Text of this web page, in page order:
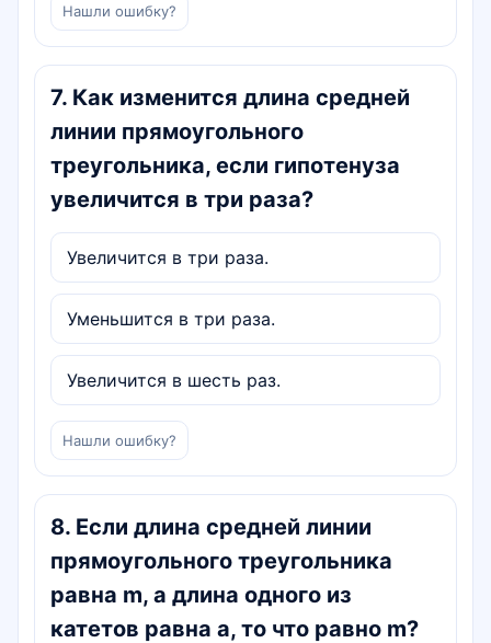
Нашли ошибку?
7. Как изменится длина средней
линии прямоугольного
треугольника, если гипотенуза
увеличится в три раза?
Увеличится в три раза.
Уменьшится в три раза.
Увеличится в шесть раз.
Нашли ошибку?
8. Если длина средней линии
прямоугольного треугольника
равна m, а длина одного из
катетов равна a, то что равно m?